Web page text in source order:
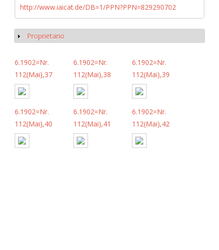
http://www.iaicat.de/DB=1/PPN?PPN=829290702
Mostrar
Proprietario
6.1902=Nr.
112(Mai),37
6.1902=Nr.
112(Mai),38
6.1902=Nr.
112(Mai),39
6.1902=Nr.
112(Mai),40
6.1902=Nr.
112(Mai),41
6.1902=Nr.
112(Mai),42